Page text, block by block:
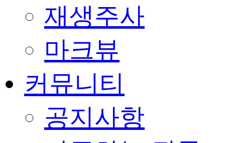
재생주사
마크뷰
커뮤니티
공지사항